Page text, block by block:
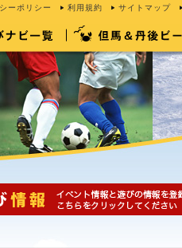
ーポリシー 利用規約 サイトマップ